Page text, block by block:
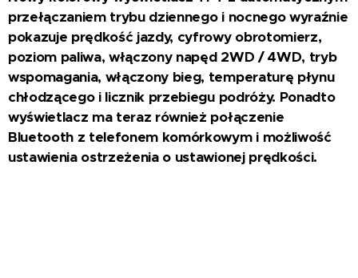
przełączaniem trybu dziennego i nocnego wyraźnie
pokazuje prędkość jazdy, cyfrowy obrotomierz,
poziom paliwa, włączony napęd 2WD / 4WD, tryb
wspomagania, włączony bieg, temperaturę płynu
chłodzącego i licznik przebiegu podróży. Ponadto
wyświetlacz ma teraz również połączenie
Bluetooth z telefonem komórkowym i możliwość
ustawienia ostrzeżenia o ustawionej prędkości.